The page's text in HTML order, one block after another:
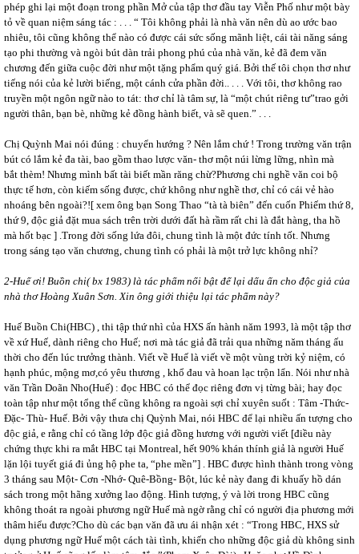
phép ghi lại một đoạn trong phần Mở của tập thơ đầu tay Viễn Phố như một bày
tỏ về quan niệm sáng tác : . . . “ Tôi không phải là nhà văn nên dù ao ước bao
nhiêu, tôi cũng không thể nào có được cái sức sống mãnh liệt, cái tài năng sáng
tạo phi thường và ngòi bút dàn trải phong phú của nhà văn, kẻ đã đem văn
chương đến giữa cuộc đời như một tặng phẩm quý giá. Bởi thế tôi chọn thơ như
tiếng nói của kẻ lười biếng, một cánh cửa phần đời.. . . . Với tôi, thơ không rao
truyền một ngôn ngữ nào to tát: thơ chỉ là tâm sự, là “một chút riêng tư”trao gởi
người thân, bạn bè, những kẻ đồng hành biết, và sẽ quen.” . . .
Chị Quỳnh Mai nói đúng : chuyển hướng ? Nên lắm chứ ! Trong trường văn trận
bút có lắm kẻ đa tài, bao gồm thao lược văn- thơ một núi lừng lững, nhìn mà
bắt thèm! Nhưng mình bất tài biết mần răng chừ?Phương chi nghề văn coi bộ
thực tế hơn, còn kiếm sống được, chứ không như nghề thơ, chỉ có cái vẻ hào
nhoáng bên ngoài?![ xem ông bạn Song Thao “tà tà biên” đến cuốn Phiếm thứ 8,
thứ 9, độc giả đặt mua sách trên trời dưới đất hà rầm rất chi là đắt hàng, tha hồ
mà hốt bạc ] .Trong đời sống lứa đôi, chung tình là một đức tính tốt. Nhưng
trong sáng tạo văn chương, chung tình có phải là một trở lực không nhỉ?
2-Huế ơi! Buồn chi( bx 1983) là tác phẩm nổi bật để lại dấu ấn cho độc giả của
nhà thơ Hoàng Xuân Sơn. Xin ông giới thiệu lại tác phẩm này?
Huế Buồn Chi(HBC) , thi tập thứ nhì của HXS ấn hành năm 1993, là một tập thơ
về xứ Huế, dành riêng cho Huế; nơi mà tác giả đã trải qua những năm tháng ấu
thời cho đến lúc trưởng thành. Viết về Huế là viết về một vùng trời kỷ niệm, có
hạnh phúc, mộng mơ,có yêu thương , khổ đau và hoan lạc trộn lẩn. Nói như nhà
văn Trần Doãn Nho(Huế) : đọc HBC có thể đọc riêng đơn vị từng bài; hay đọc
toàn tập như một tổng thế cũng không ra ngoài sợi chỉ xuyên suốt : Tâm -Thức-
Đặc- Thù- Huế. Bởi vậy thưa chị Quỳnh Mai, nói HBC để lại nhiều ấn tượng cho
độc giả, e rằng chỉ có tầng lớp độc giả đồng hương với người viết [điều này
chứng thực khi ra mắt HBC tại Montreal, hết 90% khán thính giả là người Huế
lặn lội tuyết giá đi ủng hộ phe ta, “phe mền”] . HBC được hình thành trong vòng
3 tháng sau Một- Cơn -Nhớ- Quê-Bồng- Bột, lúc kẻ này đang đi khuấy hồ dán
sách trong một hãng xưởng lao động. Hình tượng, ý và lời trong HBC cũng
không thoát ra ngoài phương ngữ Huế mà ngờ rằng chỉ có người địa phương mới
thâm hiểu được?Cho dù các bạn văn đã ưu ái nhận xét : “Trong HBC, HXS sử
dụng phương ngữ Huế một cách tài tình, khiến cho những độc giả dù không sinh